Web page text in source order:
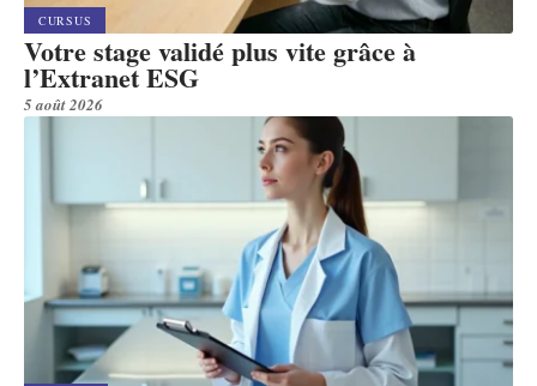
CURSUS
Votre stage validé plus vite grâce à
l’Extranet ESG
5 août 2026